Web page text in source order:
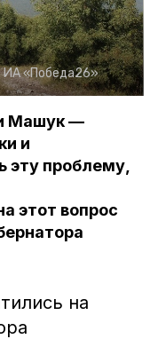
ИА «Победа26»
Машук —
и
эту проблему,
этот вопрос
на